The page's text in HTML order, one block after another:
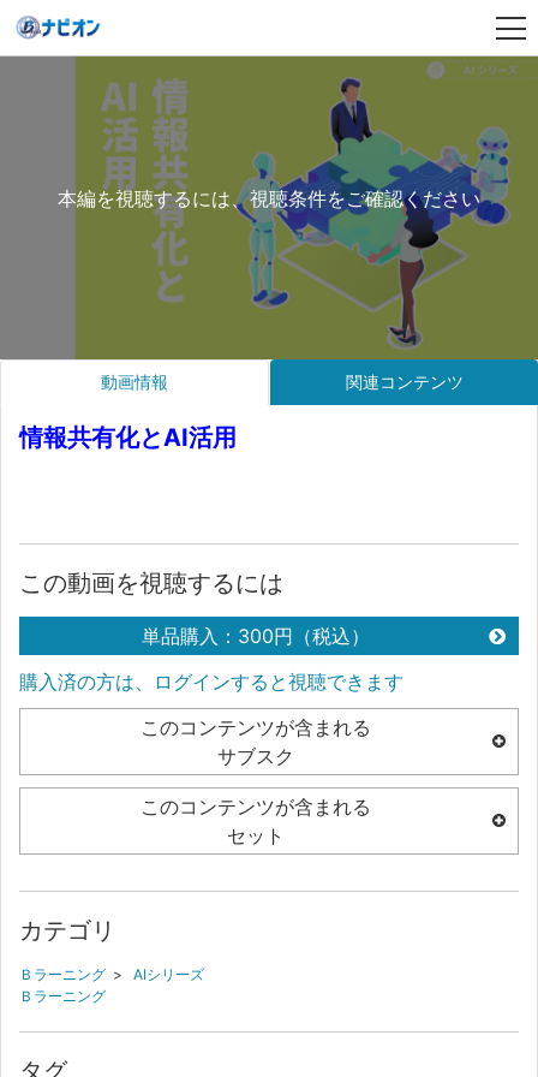
本編を視聴するには、視聴条件をご確認ください
動画情報 関連コンテンツ
情報共有化とAI活用
この動画を視聴するには
単品購入：300円（税込）
購入済の方は、ログインすると視聴できます
このコンテンツが含まれる
サブスク
このコンテンツが含まれる
セット
カテゴリ
Ｂラーニング > AIシリーズ
Ｂラーニング